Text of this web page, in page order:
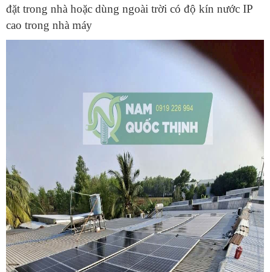
đặt trong nhà hoặc dùng ngoài trời có độ kín nước IP
cao trong nhà máy